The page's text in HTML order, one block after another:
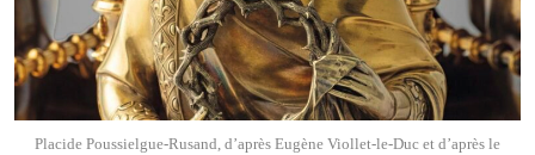
Placide Poussielgue-Rusand, d’après Eugène Viollet-le-Duc et d’après le